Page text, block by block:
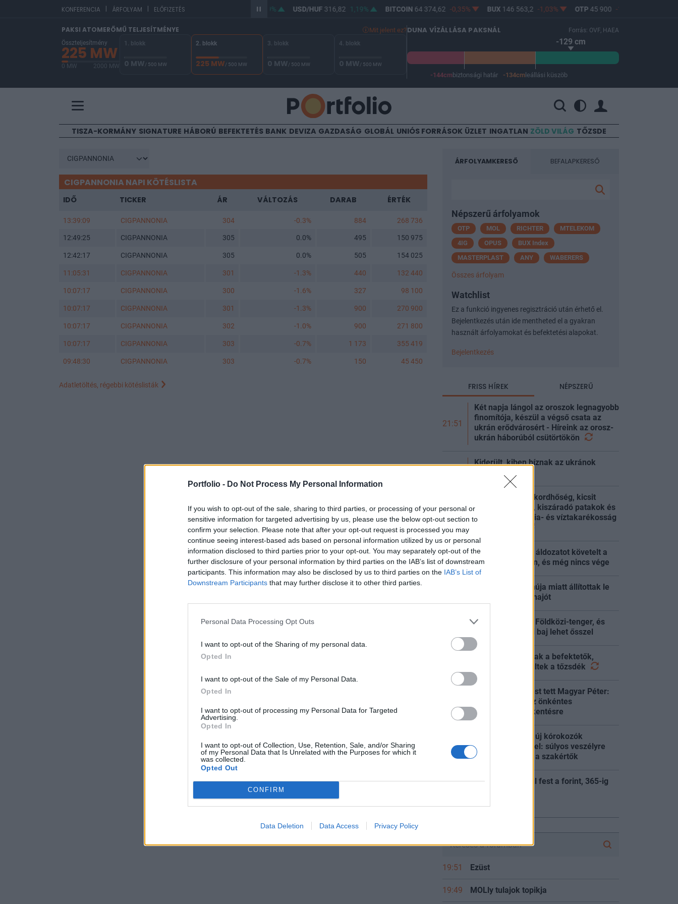
Portfolio - Do Not Process My Personal Information
If you wish to opt-out of the sale, sharing to third parties, or processing of your personal or
sensitive information for targeted advertising by us, please use the below opt-out section to
confirm your selection. Please note that after your opt-out request is processed you may
continue seeing interest-based ads based on personal information utilized by us or personal
information disclosed to third parties prior to your opt-out. You may separately opt-out of the
further disclosure of your personal information by third parties on the IAB’s list of downstream
participants. This information may also be disclosed by us to third parties on the IAB’s List of
Downstream Participants that may further disclose it to other third parties.
Personal Data Processing Opt Outs
I want to opt-out of the Sharing of my personal data.
Opted In
I want to opt-out of the Sale of my Personal Data.
Opted In
I want to opt-out of processing my Personal Data for Targeted
Advertising.
Opted In
I want to opt-out of Collection, Use, Retention, Sale, and/or Sharing
of my Personal Data that Is Unrelated with the Purposes for which it
was collected.
Opted Out
CONFIRM
Data Deletion Data Access Privacy Policy
KONFERENCIA | ÁRFOLYAM | ELŐFIZETÉS 0,89% USD/HUF316,82 1,19% BITCOIN64 374,62 -0,35% BUX146 563,2 -1,03% OTP45 900 -1,82%
PAKSI ATOMERŐMŰ TELJESÍTMÉNYE Mit jelent ez?
Összteljesítmény
225 MW
0 MW 2000 MW
1. blokk
0 MW/ 500 MW
2. blokk
225 MW/ 500 MW
3. blokk
0 MW/ 500 MW
4. blokk
0 MW/ 500 MW
DUNA VÍZÁLLÁSA PAKSNÁL Forrás: OVF, HAEA
-129 cm
-144cm biztonsági határ -134cm leállási küszöb
TISZA-KORMÁNY SIGNATURE HÁBORÚ BEFEKTETÉS BANK DEVIZA GAZDASÁG GLOBÁL UNIÓS FORRÁSOK ÜZLET INGATLAN ZÖLD VILÁG TŐZSDE
CIGPANNONIA NAPI KÖTÉSLISTA
IDŐ TICKER ÁR VÁLTOZÁS DARAB ÉRTÉK
13:39:09 CIGPANNONIA 304 -0.3% 884
268 736
12:49:25
CIGPANNONIA 305 0.0% 495 150 975
12:42:17 CIGPANNONIA 305 0.0% 505 154 025
11:05:31 CIGPANNONIA 301 -1.3% 440 132 440
10:07:17 CIGPANNONIA 300 -1.6% 327 98 100
10:07:17 CIGPANNONIA 301 -1.3% 900 270 900
10:07:17 CIGPANNONIA 302 -1.0% 900 271 800
10:07:17 CIGPANNONIA 303 -0.7% 1 173 355 419
09:48:30 CIGPANNONIA 303 -0.7% 150 45 450
Adatletöltés, régebbi kötéslisták
ÁRFOLYAMKERESŐ BEFALAPKERESŐ
Népszerű árfolyamok
OTP MOL RICHTER
MTELEKOM
4IG
OPUS
BUX Index
MASTERPLAST
ANY WABERERS
Összes árfolyam
Watchlist
Ez a funkció ingyenes regisztráció után érhető el.
Bejelentkezés után ide mentheted el a gyakran
használt árfolyamokat és befektetési alapokat.
Bejelentkezés
FRISS HÍREK NÉPSZERŰ
21:51
Két napja lángol az oroszok legnagyobb
finomítója, készül a végső csata az
ukrán erődvárosért - Híreink az orosz-
ukrán háborúból csütörtökön
21:51
Kiderült, kiben bíznak az ukránok
21:27
Energiakrízis: rekordhőség, kicsit
magasabb Duna, kiszáradó patakok és
folytatódó energia- és víztakarékosság
21:27
Már több tízezer áldozatot követelt a
hőség Európában, és még nincs vége
Halálos kór gyanúja miatt állítottak le
egy utasszállító hajót
Nagyon meleg a Földközi-tenger, és
ebből még óriási baj lehet ősszel
Elbizonytalanodtak a befektetők,
nyomás alá kerültek a tőzsdék
Fontos bejelentést tett Magyar Péter:
nincs szükség az önkéntes
fogyasztáscsökkentésre
20:32
Megállíthatatlan új kórokozók
szabadulhatnak el: súlyos veszélyre
figyelmeztetnek a szakértők
Egyre rosszabbul fest a forint, 365-ig
19:51 Ezüst
19:49 MOLly tulajok topikja